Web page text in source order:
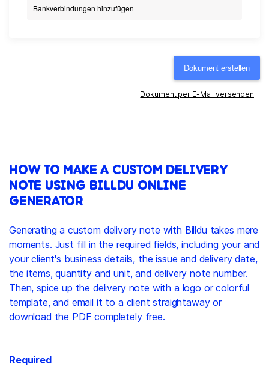
Bankverbindungen hinzufügen
Dokument erstellen
Dokument per E-Mail versenden
HOW TO MAKE A CUSTOM DELIVERY
NOTE USING BILLDU ONLINE
GENERATOR
Generating a custom delivery note with Billdu takes mere
moments. Just fill in the required fields, including your and
your client's business details, the issue and delivery date,
the items, quantity and unit, and delivery note number.
Then, spice up the delivery note with a logo or colorful
template, and email it to a client straightaway or
download the PDF completely free.
Required